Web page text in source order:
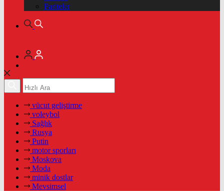
Pariteler
vücut geliştirme
voleybol
Sağlık
Rusya
Putin
motor sporları
Moskova
Moda
minik dostlar
Mevsimsel